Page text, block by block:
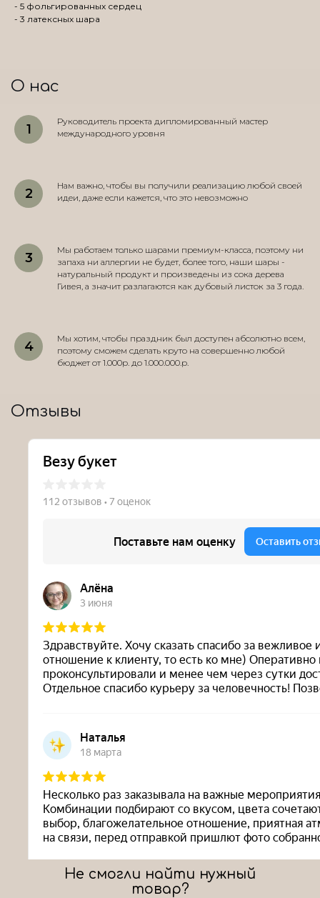
- 5 фольгированных сердец
- 3 латексных шара
О нас
Руководитель проекта дипломированный мастер
международного уровня
Нам важно, чтобы вы получили реализацию любой своей
идеи, даже если кажется, что это невозможно
Мы работаем только шарами премиум-класса, поэтому ни
запаха ни аллергии не будет, более того, наши шары -
натуральный продукт и произведены из сока дерева
Гивея, а значит разлагаются как дубовый листок за 3 года.
Мы хотим, чтобы праздник был доступен абсолютно всем,
поэтому сможем сделать круто на совершенно любой
бюджет от 1.000р. до 1.000.000.р.
Отзывы
Не смогли найти нужный
товар?